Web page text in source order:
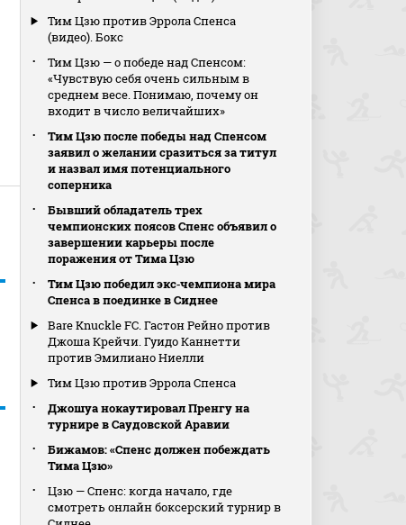
Тим Цзю против Эррола Спенса
(видео). Бокс
Тим Цзю — о победе над Спенсом:
«Чувствую себя очень сильным в
среднем весе. Понимаю, почему он
входит в число величайших»
Тим Цзю после победы над Спенсом
заявил о желании сразиться за титул
и назвал имя потенциального
соперника
Бывший обладатель трех
чемпионских поясов Спенс объявил о
завершении карьеры после
поражения от Тима Цзю
Тим Цзю победил экс‑чемпиона мира
Спенса в поединке в Сиднее
Bare Knuckle FC. Гастон Рейно против
Джоша Крейчи. Гуидо Каннетти
против Эмилиано Ниелли
Тим Цзю против Эррола Спенса
Джошуа нокаутировал Пренгу на
турнире в Саудовской Аравии
Бижамов: «Спенс должен побеждать
Тима Цзю»
Цзю — Спенс: когда начало, где
смотреть онлайн боксерский турнир в